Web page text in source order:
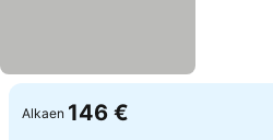
Alkaen 146 €